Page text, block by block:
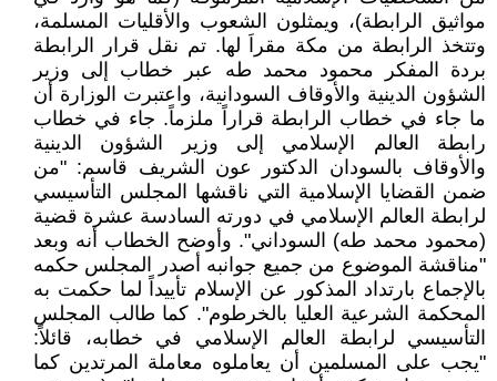
مواثيق الرابطة)، ويمثلون الشعوب والأقليات المسلمة،
وتتخذ الرابطة من مكة مقراَ لها. تم نقل قرار الرابطة
بردة المفكر محمود محمد طه عبر خطاب إلى وزير
الشؤون الدينية والأوقاف السودانية، واعتبرت الوزارة أن
ما جاء في خطاب الرابطة قراراً ملزماً. جاء في خطاب
رابطة العالم الإسلامي إلى وزير الشؤون الدينية
والأوقاف بالسودان الدكتور عون الشريف قاسم: "من
ضمن القضايا الإسلامية التي ناقشها المجلس التأسيسي
لرابطة العالم الإسلامي في دورته السادسة عشرة قضية
(محمود محمد طه) السوداني". وأوضح الخطاب أنه وبعد
"مناقشة الموضوع من جميع جوانبه أصدر المجلس حكمه
بالإجماع بارتداد المذكور عن الإسلام تأييداً لما حكمت به
المحكمة الشرعية العليا بالخرطوم". كما طالب المجلس
التأسيسي لرابطة العالم الإسلامي في خطابه، قائلاً:
"يجب على المسلمين أن يعاملوه معاملة المرتدين كما